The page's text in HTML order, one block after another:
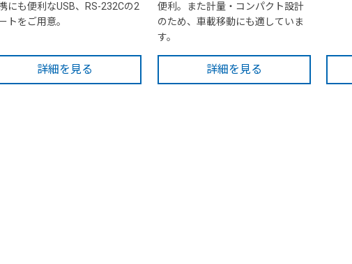
にも便利なUSB、RS-232Cの2
トをご用意。
詳細を見る
便利。また計量・コンパクト設計
のため、車載移動にも適していま
す。
詳細を見る